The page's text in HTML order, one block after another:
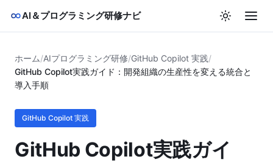
AI＆プログラミング研修ナビ
ホーム/AIプログラミング研修/GitHub Copilot 実践/
GitHub Copilot実践ガイド：開発組織の生産性を変える統合と
導入手順
GitHub Copilot 実践
GitHub Copilot実践ガイ